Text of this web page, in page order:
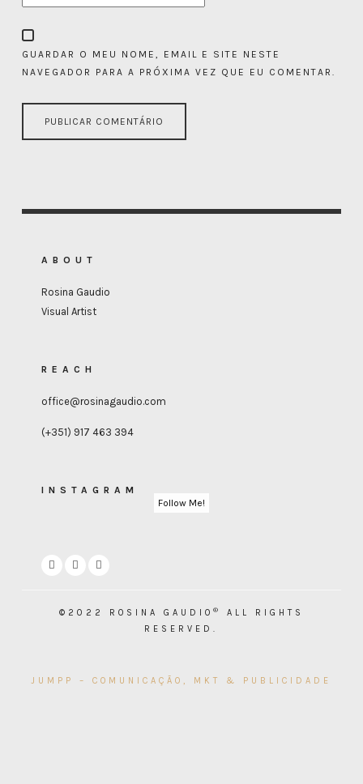
GUARDAR O MEU NOME, EMAIL E SITE NESTE
NAVEGADOR PARA A PRÓXIMA VEZ QUE EU COMENTAR.
ABOUT
Rosina Gaudio
Visual Artist
REACH
office@rosinagaudio.com
(+351) 917 463 394
INSTAGRAM
Follow Me!
©2022 ROSINA GAUDIO ®
ALL RIGHTS
RESERVED.
JUMPP – COMUNICAÇÃO, MKT & PUBLICIDADE